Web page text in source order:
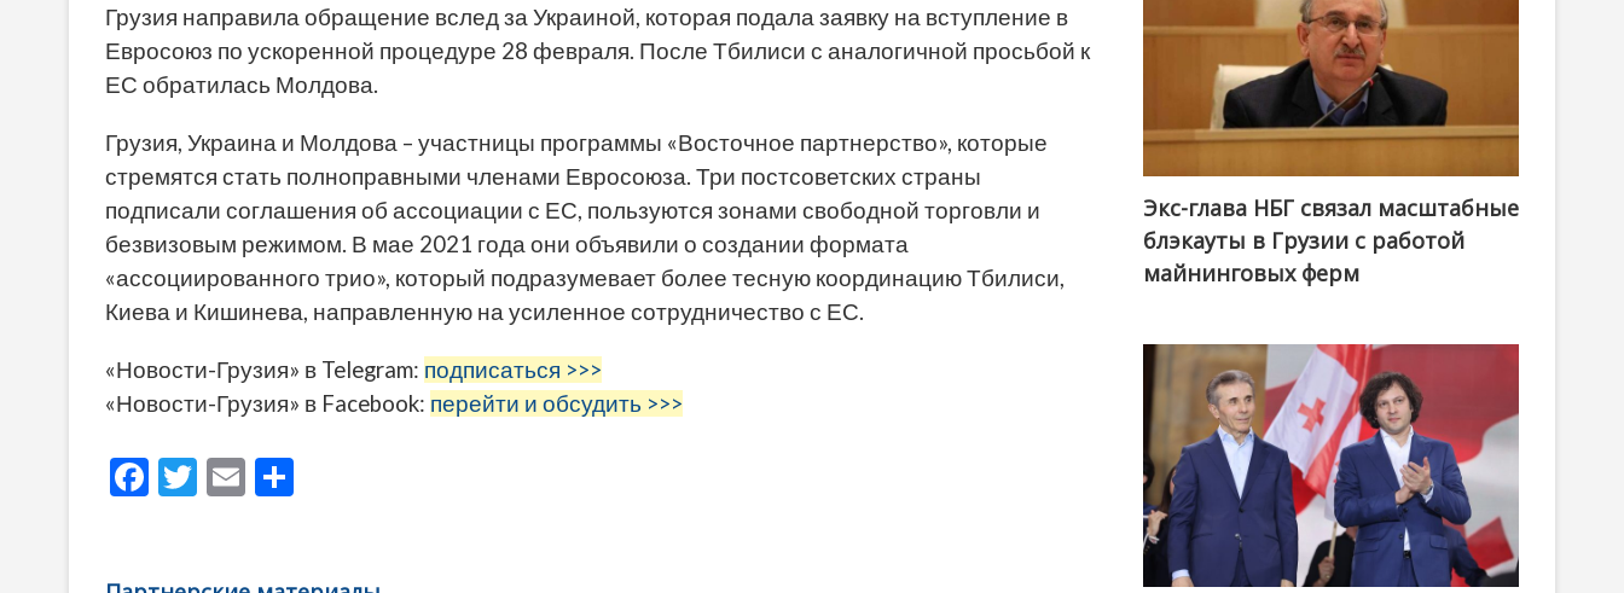
Грузия направила обращение вслед за Украиной, которая подала заявку на вступление в
Евросоюз по ускоренной процедуре 28 февраля. После Тбилиси с аналогичной просьбой к
ЕС обратилась Молдова.
Грузия, Украина и Молдова – участницы программы «Восточное партнерство», которые
стремятся стать полноправными членами Евросоюза. Три постсоветских страны
подписали соглашения об ассоциации с ЕС, пользуются зонами свободной торговли и
безвизовым режимом. В мае 2021 года они объявили о создании формата
«ассоциированного трио», который подразумевает более тесную координацию Тбилиси,
Киева и Кишинева, направленную на усиленное сотрудничество с ЕС.
«Новости-Грузия» в Telegram: подписаться >>>
«Новости-Грузия» в Facebook: перейти и обсудить >>>
F
T
E
Экс-глава НБГ связал масштабные
блэкауты в Грузии с работой
майнинговых ферм